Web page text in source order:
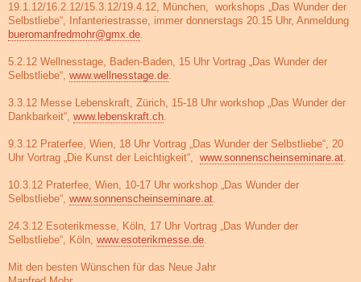
19.1.12/16.2.12/15.3.12/19.4.12, München, workshops „Das Wunder der
Selbstliebe“, Infanteriestrasse, immer donnerstags 20.15 Uhr, Anmeldung
bueromanfredmohr@gmx.de.
5.2.12 Wellnesstage, Baden-Baden, 15 Uhr Vortrag „Das Wunder der
Selbstliebe“, www.wellnesstage.de.
3.3.12 Messe Lebenskraft, Zürich, 15-18 Uhr workshop „Das Wunder der
Dankbarkeit“, www.lebenskraft.ch.
9.3.12 Praterfee, Wien, 18 Uhr Vortrag „Das Wunder der Selbstliebe“, 20
Uhr Vortrag „Die Kunst der Leichtigkeit“, www.sonnenscheinseminare.at.
10.3.12 Praterfee, Wien, 10-17 Uhr workshop „Das Wunder der
Selbstliebe“, www.sonnenscheinseminare.at.
24.3.12 Esoterikmesse, Köln, 17 Uhr Vortrag „Das Wunder der
Selbstliebe“, Köln, www.esoterikmesse.de.
Mit den besten Wünschen für das Neue Jahr